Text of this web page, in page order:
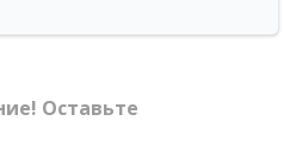
Оставьте